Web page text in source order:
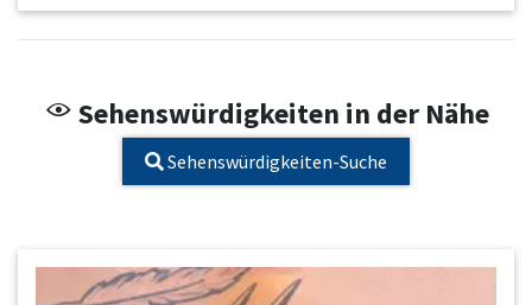
Sehenswürdigkeiten in der Nähe
Sehenswürdigkeiten-Suche